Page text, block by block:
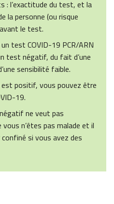
: l’exactitude du test, et la
la personne (ou risque
le test.
test COVID-19 PCR/ARN
test négatif, du fait d’une
sensibilité faible.
positif, vous pouvez être
19.
ne veut pas
n’êtes pas malade et il
si vous avez des